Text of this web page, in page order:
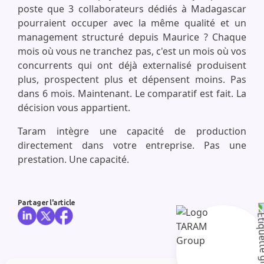
poste que 3 collaborateurs dédiés à Madagascar
pourraient occuper avec la même qualité et un
management structuré depuis Maurice ? Chaque
mois où vous ne tranchez pas, c'est un mois où vos
concurrents qui ont déjà externalisé produisent
plus, prospectent plus et dépensent moins. Pas
dans 6 mois. Maintenant. Le comparatif est fait. La
décision vous appartient.
Taram intègre une capacité de production
directement dans votre entreprise. Pas une
prestation. Une capacité.
Partager l'article